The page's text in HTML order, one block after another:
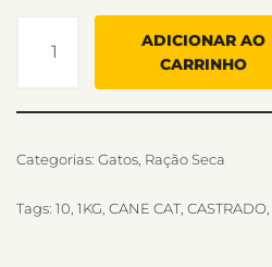
ADICIONAR AO
CARRINHO
Categorias: Gatos Ração Seca
Tags: 10 1KG CANE CAT, CASTRADO